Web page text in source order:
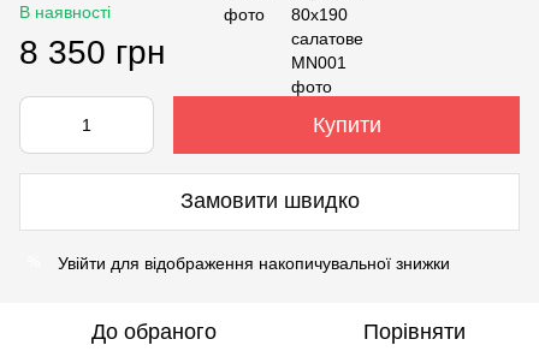
В наявності
8 350 грн
Купити
Замовити швидко
Увійти для відображення накопичувальної знижки
До обраного Порівняти